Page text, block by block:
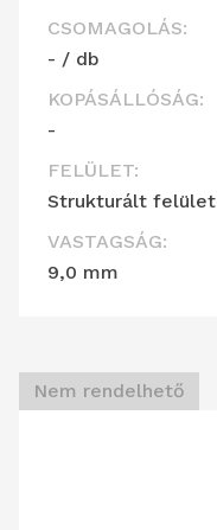
CSOMAGOLÁS:
- / db
KOPÁSÁLLÓSÁG:
-
FELÜLET:
Strukturált felület
VASTAGSÁG:
9,0 mm
Nem rendelhető